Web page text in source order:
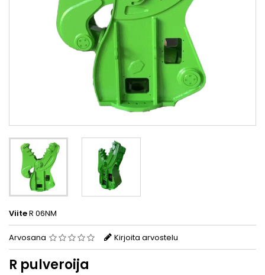
ViiteR 06NM
Arvosana Kirjoita arvostelu
R pulveroija